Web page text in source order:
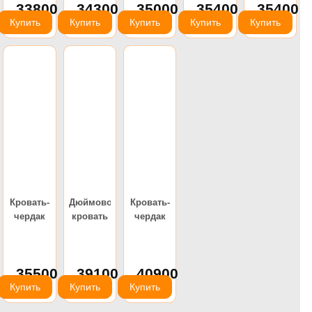
33800
руб.
Купить
34300
руб.
Купить
35000
руб.
Купить
35400
руб.
Купить
35400
руб.
Купить
Кровать-
чердак
35500
руб.
Купить
Дюймовочка-4.1
кровать
39100
руб.
Купить
Кровать-
чердак
40900
руб.
Купить